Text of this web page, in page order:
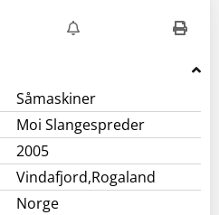
Såmaskiner
Moi Slangespreder
2005
Vindafjord,Rogaland
Norge